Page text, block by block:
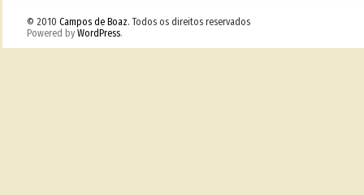
© 2010 Campos de Boaz. Todos os direitos reservados
Powered by WordPress.